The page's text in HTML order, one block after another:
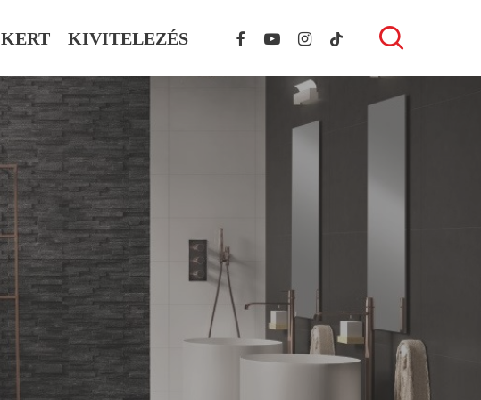
KERT KIVITELEZÉS FACEBOOK
YOUTUBE
INSTAGRAM
TIKTOK search